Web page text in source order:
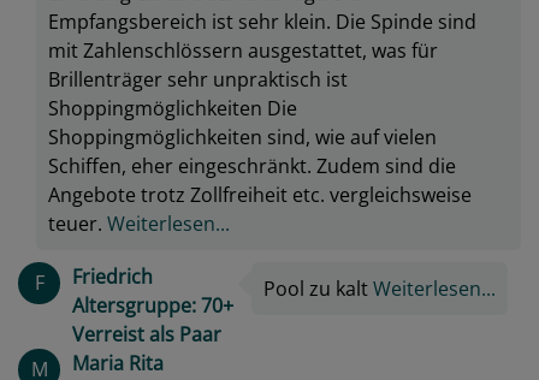
Empfangsbereich ist sehr klein. Die Spinde sind
mit Zahlenschlössern ausgestattet, was für
Brillenträger sehr unpraktisch ist
Shoppingmöglichkeiten Die
Shoppingmöglichkeiten sind, wie auf vielen
Schiffen, eher eingeschränkt. Zudem sind die
Angebote trotz Zollfreiheit etc. vergleichsweise
teuer. Weiterlesen...
F
Friedrich
Altersgruppe: 70+
Verreist als Paar
Pool zu kaltWeiterlesen...
M
Maria Rita